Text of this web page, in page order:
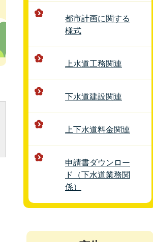
都市計画に関する
様式
上水道工務関連
下水道建設関連
上下水道料金関連
申請書ダウンロー
ド（下水道業務関
係）